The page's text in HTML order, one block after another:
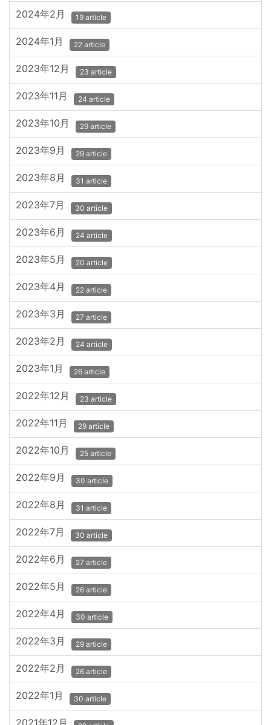
2024年2月 19 article
2024年1月 22 article
2023年12月 23 article
2023年11月 24 article
2023年10月 29 article
2023年9月 29 article
2023年8月 31 article
2023年7月 30 article
2023年6月 24 article
2023年5月 20 article
2023年4月 22 article
2023年3月 27 article
2023年2月 24 article
2023年1月 26 article
2022年12月 23 article
2022年11月 29 article
2022年10月 25 article
2022年9月 30 article
2022年8月 31 article
2022年7月 30 article
2022年6月 27 article
2022年5月 26 article
2022年4月 30 article
2022年3月 29 article
2022年2月 26 article
2022年1月 30 article